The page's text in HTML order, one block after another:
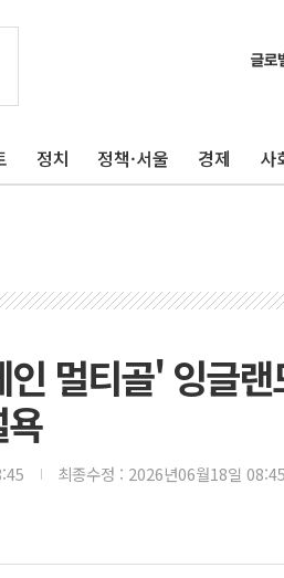
정치 정책·서울 경제 사
멀티골' 잉글
최종수정 : 2026년06월18일 08:45